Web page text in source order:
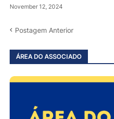
November 12, 2024
Postagem Anterior
ÁREA DO ASSOCIADO